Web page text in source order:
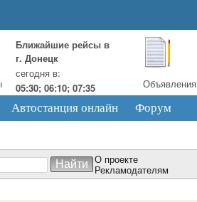
Ближайшие рейсы в
г. Донецк
сегодня в:
05:30; 06:10; 07:35
Объявления
Автостанция онлайн Форум
О проекте
Рекламодателям